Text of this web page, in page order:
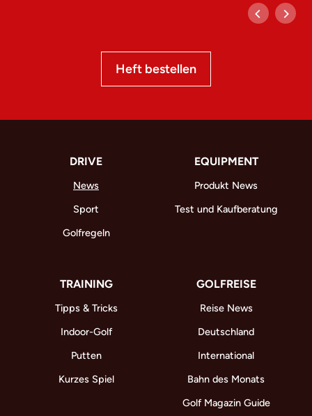
Heft bestellen
DRIVE
News
Sport
Golfregeln
EQUIPMENT
Produkt News
Test und Kaufberatung
TRAINING
Tipps & Tricks
Indoor-Golf
Putten
Kurzes Spiel
GOLFREISE
Reise News
Deutschland
International
Bahn des Monats
Golf Magazin Guide